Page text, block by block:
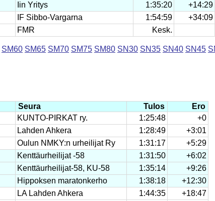
Iin Yritys 1:35:20
+14:29
IF Sibbo-Vargarna 1:54:59
+34:09
FMR Kesk.
SM60 SM65 SM70 SM75 SM80 SN30 SN35 SN40 SN45
Seura Tulos
Ero
KUNTO-PIRKAT ry. 1:25:48
+0
Lahden Ahkera 1:28:49
+3:01
Oulun NMKY:n urheilijat Ry 1:31:17
+5:29
Kenttäurheilijat -58 1:31:50
+6:02
Kenttäurheilijat-58, KU-58 1:35:14
+9:26
Hippoksen maratonkerho 1:38:18
+12:30
LA Lahden Ahkera 1:44:35
+18:47